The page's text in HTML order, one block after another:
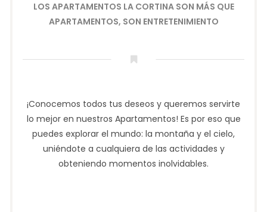
LOS APARTAMENTOS LA CORTINA SON MÁS QUE
APARTAMENTOS, SON ENTRETENIMIENTO
¡Conocemos todos tus deseos y queremos servirte
lo mejor en nuestros Apartamentos! Es por eso que
puedes explorar el mundo: la montaña y el cielo,
uniéndote a cualquiera de las actividades y
obteniendo momentos inolvidables.